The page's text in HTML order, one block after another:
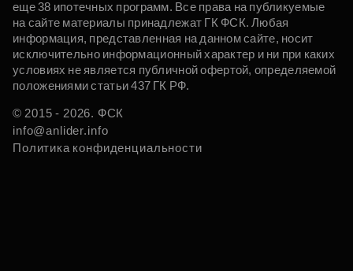
еще 38 ипотечных программ. Все права на публикуемые
на сайте материалы принадлежат ГК ФСК. Любая
информация, представленная на данном сайте, носит
исключительно информационный характер и ни при каких
условиях не является публичной офертой, определяемой
положениями статьи 437 ГК РФ.
© 2015 - 2026. ФСК
info@anlider.info
Политика конфиденциальности